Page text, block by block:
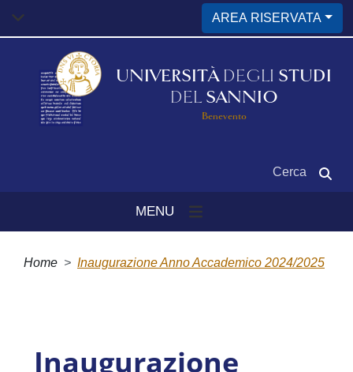
contenuto
AREA RISERVATA
UNIVERSITÀ DEGLI STUDI
DEL SANNIO
Benevento
MENU
Home Inaugurazione Anno Accademico 2024/2025
Inaugurazione